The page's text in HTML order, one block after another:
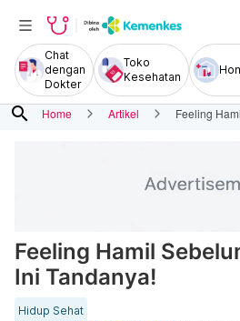
Chat
dengan
Dokter
Toko
Kesehatan
search Home Artikel Feeling
Feeling Hamil
Ini Tandanya!
Hidup Sehat